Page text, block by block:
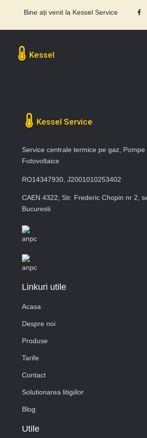
Bine ați venit la Kessel Service
Kessel
Kessel Service
Service centrale termice pe gaz, Pompe
Fotovoltaice
RO14347930, J2001010253402
CAEN 4322, Str. Frederic Chopin nr 2,
Bucuresti
Linkuri utile
Acasa
Despre noi
Produse
Tarife
Contact
Solutionarea litigiilor
Blog
Utile